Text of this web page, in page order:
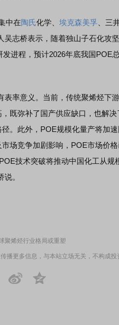
中在陶氏化学、 埃克森美孚 、三
吴志桥表示，随着独山子石化攻
进程，预计2026年底我国POE
率意义。当前，传统聚烯烃下
既弥补了国产供应缺口，也解决
。此外，POE规模化量产将加
场竞争加剧影响，POE市场价
技术突破将推动中国化工从
。
聚烯烃行业格局或重塑
播更多信息，与本站立场无关，不构成投
从基础认知到特色品种